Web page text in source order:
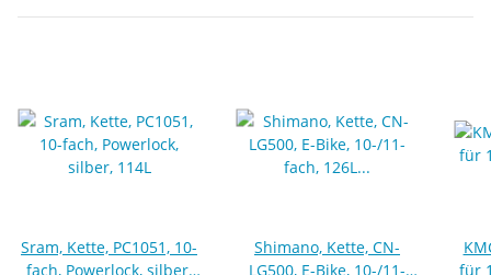
Sram, Kette, PC1051, 10-
fach, Powerlock, silber,
Shimano, Kette, CN-
LG500, E-Bike, 10-/11-
für